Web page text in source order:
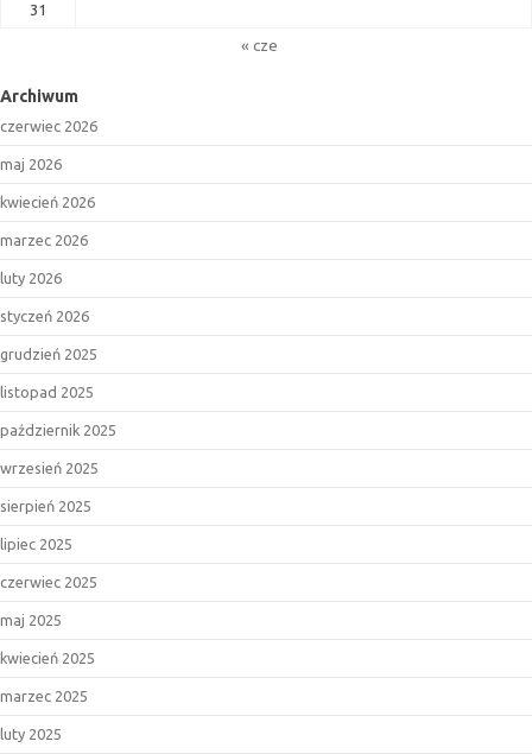
31
« cze
Archiwum
czerwiec 2026
maj 2026
kwiecień 2026
marzec 2026
luty 2026
styczeń 2026
grudzień 2025
listopad 2025
październik 2025
wrzesień 2025
sierpień 2025
lipiec 2025
czerwiec 2025
maj 2025
kwiecień 2025
marzec 2025
luty 2025